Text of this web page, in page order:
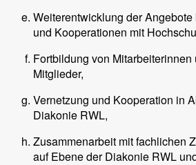
Weiterentwicklung der
und Kooperationen mit
Fortbildung von
Mitglieder,
Vernetzung und Kooperation in
Diakonie RWL,
Zusammenarbeit mit fachlichen
auf Ebene der Diakonie RWL